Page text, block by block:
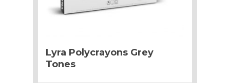
Lyra Polycrayons Grey
Tones